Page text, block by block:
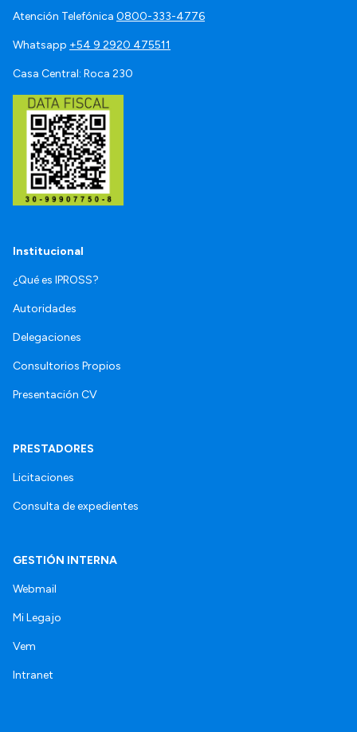
Atención Telefónica 0800-333-4776
Whatsapp +54 9 2920 475511
Casa Central: Roca 230
Institucional
¿Qué es IPROSS?
Autoridades
Delegaciones
Consultorios Propios
Presentación CV
PRESTADORES
Licitaciones
Consulta de expedientes
GESTIÓN INTERNA
Webmail
Mi Legajo
Vem
Intranet